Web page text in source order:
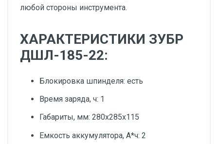
любой стороны инструмента.
ХАРАКТЕРИСТИКИ ЗУБР
ДШЛ-185-22:
Блокировка шпинделя: есть
Время заряда, ч: 1
Габариты, мм: 280х285х115
Емкость аккумулятора, А*ч: 2